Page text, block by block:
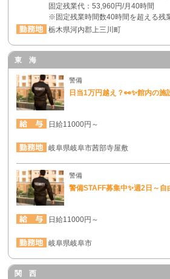
固定残業代：53,960円/月40時間
※固定残業時間数40時間を超える残
栃木県河内郡上三川町
東 海
警備
日当1万円越え？👀✨館内の
日給11000円～
岐阜県岐阜市茜部寺屋敷
警備
警備STAFF募集中✨週2日～
日給11000円～
岐阜県岐阜市
関 西